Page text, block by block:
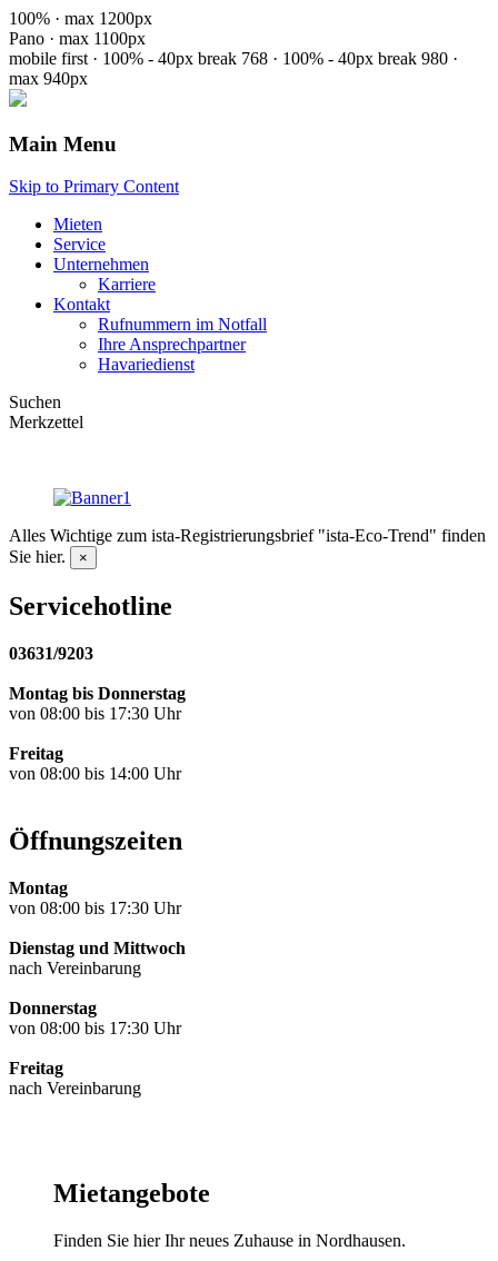
100% · max 1200px
Pano · max 1100px
mobile first · 100% - 40px break 768 · 100% - 40px break 980 ·
max 940px
Main Menu
Skip to Primary Content
Mieten
Service
Unternehmen
Karriere
Kontakt
Rufnummern im Notfall
Ihre Ansprechpartner
Havariedienst
Suchen
Merkzettel
Alles Wichtige zum ista-Registrierungsbrief "ista-Eco-Trend" finden
Sie hier.
×
Servicehotline
03631/9203
Montag bis Donnerstag
von 08:00 bis 17:30 Uhr
Freitag
von 08:00 bis 14:00 Uhr
Öffnungszeiten
Montag
von 08:00 bis 17:30 Uhr
Dienstag und Mittwoch
nach Vereinbarung
Donnerstag
von 08:00 bis 17:30 Uhr
Freitag
nach Vereinbarung
Mietangebote
Finden Sie hier Ihr neues Zuhause in Nordhausen.